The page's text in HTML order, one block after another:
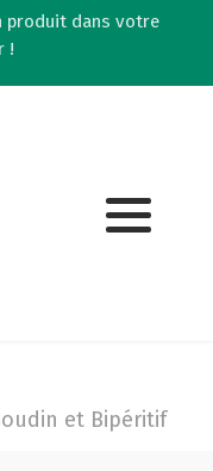
produit dans votre
!
et Bipéritif